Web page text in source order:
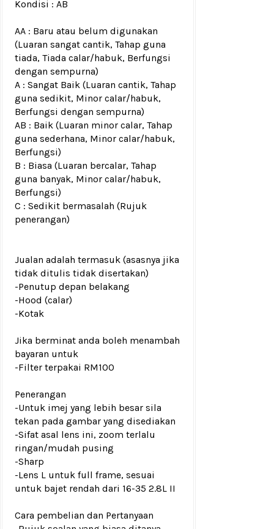
Kondisi : AB
AA : Baru atau belum digunakan
(Luaran sangat cantik, Tahap guna
tiada, Tiada calar/habuk, Berfungsi
dengan sempurna)
A : Sangat Baik (Luaran cantik, Tahap
guna sedikit, Minor calar/habuk,
Berfungsi dengan sempurna)
AB : Baik (Luaran minor calar, Tahap
guna sederhana, Minor calar/habuk,
Berfungsi)
B : Biasa (Luaran bercalar, Tahap
guna banyak, Minor calar/habuk,
Berfungsi)
C : Sedikit bermasalah (Rujuk
penerangan)
Jualan adalah termasuk (asasnya jika
tidak ditulis tidak disertakan)
-Penutup depan belakang
-Hood (calar)
-Kotak
Jika berminat anda boleh menambah
bayaran untuk
-Filter terpakai RM100
Penerangan
-Untuk imej yang lebih besar sila
tekan pada gambar yang disediakan
-Sifat asal lens ini, zoom terlalu
ringan/mudah pusing
-Sharp
-Lens L untuk full frame, sesuai
untuk bajet rendah dari 16-35 2.8L II
Cara pembelian dan Pertanyaan